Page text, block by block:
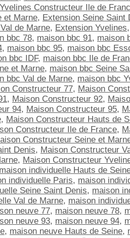
Constructeur Ile de
et Marne, Extension Seine Saint
de Marne, Extension Yvelines
bbc 78, maison bbc 91, maison
, maison bbc 95, maison bbc
bbc IDF, maison bbc Ile de
et Marne, maison bbc Seine
bbc Val de Marne, maison bbc
Constructeur 77, Maison
, Maison Constructeur 92,
94, Maison Constructeur 95,
, Maison Constructeur Hauts de
Constructeur Ile de France,
Constructeur Seine et
Denis, Maison Constructeur
, Maison Constructeur
maison individuelle Hauts de
individuelle Paris, maison
Seine Saint Denis, maison
Val de Marne, maison
neuve 77, maison neuve 78,
neuve 93, maison neuve 94,
, maison neuve Hauts de Seine,